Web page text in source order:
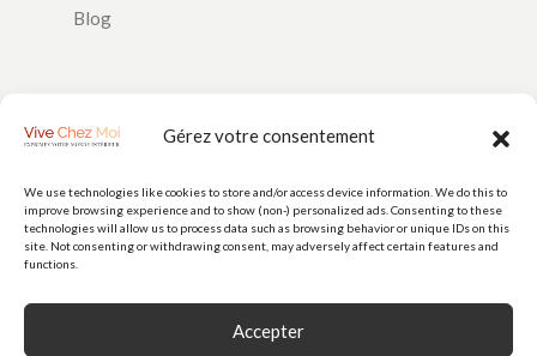
Gérez votre consentement
We use technologies like cookies to store and/or access device information. We do this to
improve browsing experience and to show (non-) personalized ads. Consenting to these
technologies will allow us to process data such as browsing behavior or unique IDs on this
site. Not consenting or withdrawing consent, may adversely affect certain features and
functions.
Accepter
Blog
PAIEMENTS